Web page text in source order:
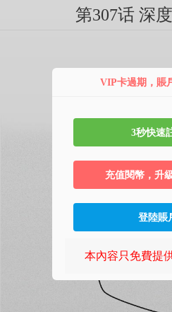
第307话 深
VIP卡過期，賬
3秒快速
充值閱幣，升
登陸賬
本內容只免費提